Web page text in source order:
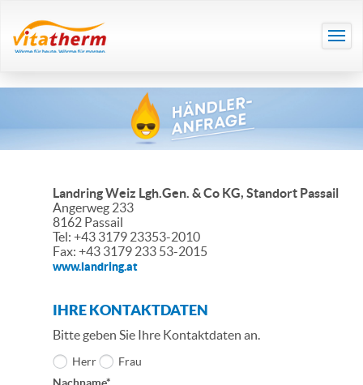
Landring Weiz Lgh.Gen. & Co KG, Standort Passail
Angerweg 233
8162 Passail
Tel: +43 3179 23353-2010
Fax: +43 3179 233 53-2015
www.landring.at
IHRE KONTAKTDATEN
Bitte geben Sie Ihre Kontaktdaten an.
Herr
Frau